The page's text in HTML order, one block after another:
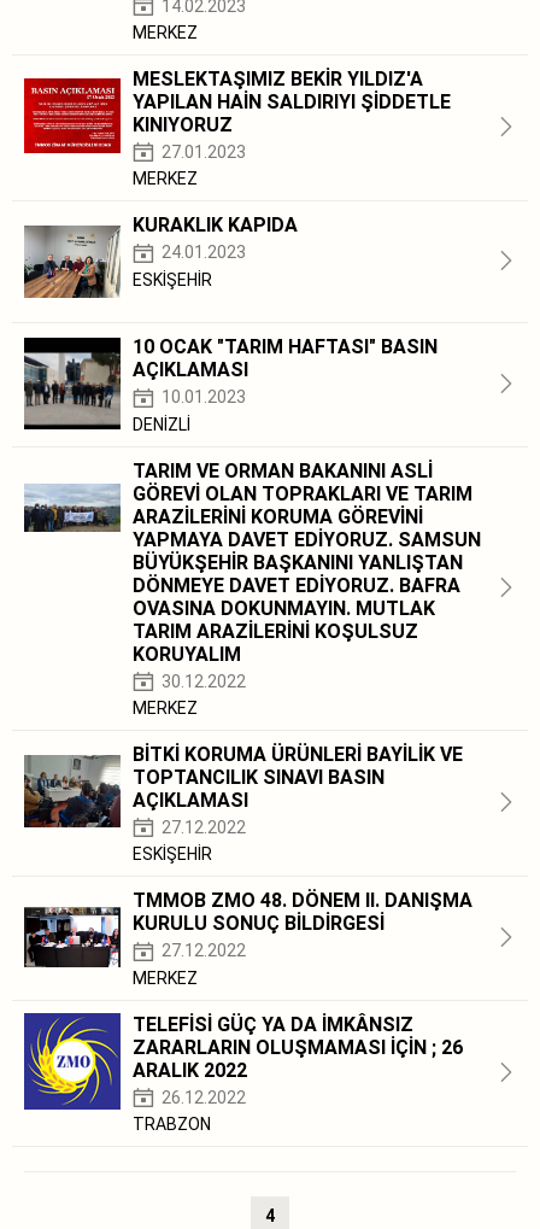
14.02.2023
MERKEZ
MESLEKTAŞIMIZ BEKİR YILDIZ'A
YAPILAN HAİN SALDIRIYI ŞİDDETLE
KINIYORUZ
27.01.2023
MERKEZ
KURAKLIK KAPIDA
24.01.2023
ESKİŞEHİR
10 OCAK "TARIM HAFTASI" BASIN
AÇIKLAMASI
10.01.2023
DENİZLİ
TARIM VE ORMAN BAKANINI ASLİ
GÖREVİ OLAN TOPRAKLARI VE TARIM
ARAZİLERİNİ KORUMA GÖREVİNİ
YAPMAYA DAVET EDİYORUZ. SAMSUN
BÜYÜKŞEHİR BAŞKANINI YANLIŞTAN
DÖNMEYE DAVET EDİYORUZ. BAFRA
OVASINA DOKUNMAYIN. MUTLAK
TARIM ARAZİLERİNİ KOŞULSUZ
KORUYALIM
30.12.2022
MERKEZ
BİTKİ KORUMA ÜRÜNLERİ BAYİLİK VE
TOPTANCILIK SINAVI BASIN
AÇIKLAMASI
27.12.2022
ESKİŞEHİR
TMMOB ZMO 48. DÖNEM II. DANIŞMA
KURULU SONUÇ BİLDİRGESİ
27.12.2022
MERKEZ
TELEFİSİ GÜÇ YA DA İMKÂNSIZ
ZARARLARIN OLUŞMAMASI İÇİN ; 26
ARALIK 2022
26.12.2022
TRABZON
4